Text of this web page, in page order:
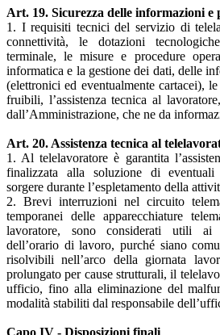
Art. 19. Sicurezza delle informazioni e
1. I requisiti tecnici del servizio di
connettività, le dotazioni
terminale, le misure e procedure
informatica e la gestione dei dati, delle
(elettronici ed eventualmente cartacei),
fruibili, l’assistenza tecnica al
dall’Amministrazione, che ne da
Art. 20. Assistenza tecnica al
1. Al telelavoratore è garantita
finalizzata alla soluzione di eventuali
sorgere durante l’espletamento della
2. Brevi interruzioni nel circuito
temporanei delle apparecchiature
lavoratore, sono considerati utili ai
dell’orario di lavoro, purché siano
risolvibili nell’arco della giornata
prolungato per cause strutturali, il
ufficio, fino alla eliminazione del
modalità stabiliti dal responsabile
Capo IV - Disposizioni finali